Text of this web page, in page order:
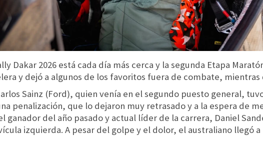
Dakar 2026 está cada día más cerca y la segunda Etapa
y dejó a algunos de los favoritos fuera de combate,
Sainz (Ford), quien venía en el segundo puesto general,
penalización, que lo dejaron muy retrasado y a la espera de
ganador del año pasado y actual líder de la carrera, Daniel
izquierda. A pesar del golpe y el dolor, el australiano llegó